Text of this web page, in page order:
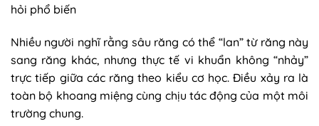
hỏi phổ biến
Nhiều người nghĩ rằng sâu răng có thể “lan” từ răng này
sang răng khác, nhưng thực tế vi khuẩn không “nhảy”
trực tiếp giữa các răng theo kiểu cơ học. Điều xảy ra là
toàn bộ khoang miệng cùng chịu tác động của một môi
trường chung.